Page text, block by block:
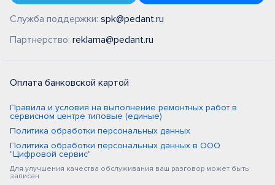
Служба поддержки: spk@pedant.ru
Партнерство: reklama@pedant.ru
Оплата банковской картой
Правила и условия на выполнение ремонтных работ в
сервисном центре типовые (единые)
Политика обработки персональных данных
Политика обработки персональных данных в ООО
"Цифровой сервис"
Для улучшения качества обслуживания ваш разговор может быть
записан